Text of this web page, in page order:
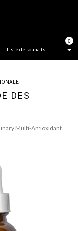
0
Liste de souhaits
DES
Multi-Antioxidant